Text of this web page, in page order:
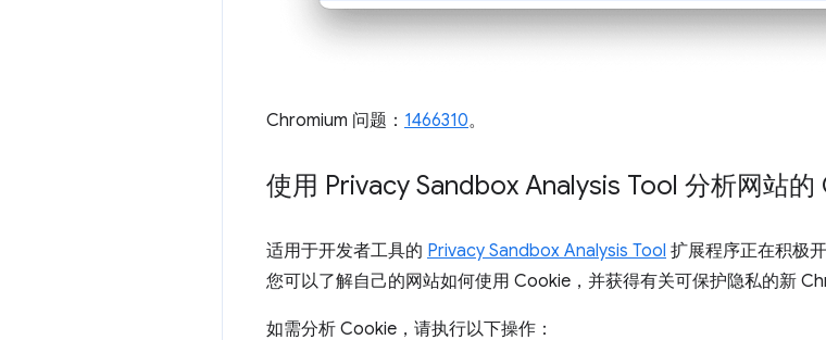
Chromium 问题： 1466310。
使用 Privacy Sandbox Analysis Tool 分析网站
适用于开发者工具的 Privacy Sandbox Analysis Tool 扩展程序正在积极
您可以了解自己的网站如何使用 Cookie，并获得有关可保护隐私的新
如需分析 Cookie，请执行以下操作：